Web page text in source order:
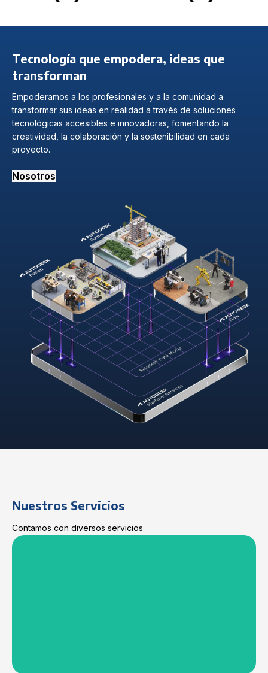
Tecnología que empodera, ideas que
transforman
Empoderamos a los profesionales y a la comunidad a
transformar sus ideas en realidad a través de soluciones
tecnológicas accesibles e innovadoras, fomentando la
creatividad, la colaboración y la sostenibilidad en cada
proyecto.
Nosotros
Nuestros Servicios
Contamos con diversos servicios